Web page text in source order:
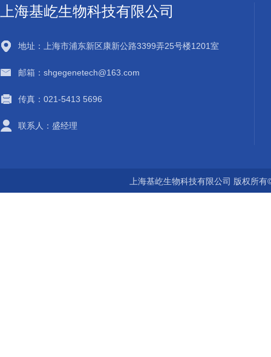
上海基屹生物科技有限公司
地址：上海市浦东新区康新公路3399弄25号楼1201室
邮箱：shgegenetech@163.com
传真：021-5413 5696
联系人：盛经理
上海基屹生物科技有限公司 版权所